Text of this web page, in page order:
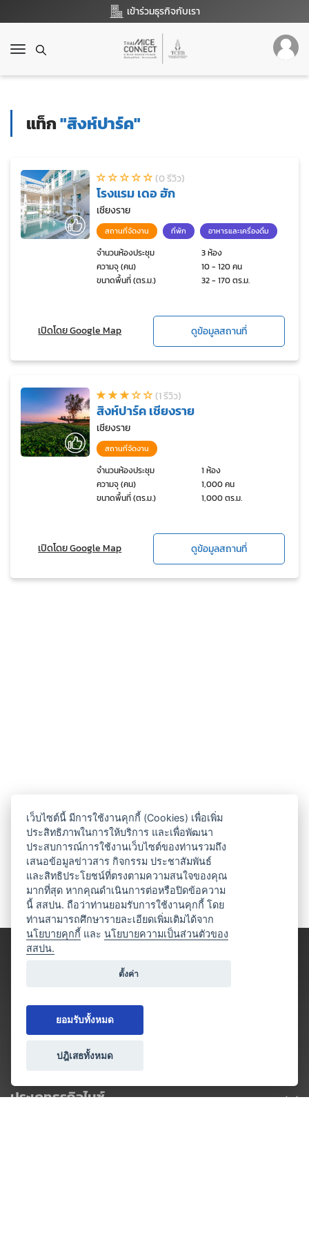
เข้าร่วมธุรกิจกับเรา
T
g
v
g
a
แท็ก"สิงห์ปาร์ค"
(0 รีวิว)
โรงแรม เดอ ฮัก
เชียงราย
สถานที่จัดงาน ที่พัก อาหารและเครื่องดื่ม
จำนวนห้องประชุม
3 ห้อง
ความจุ (คน)
10 - 120 คน
ขนาดพื้นที่ (ตร.ม.)
32 - 170 ตร.ม.
เปิดโดย Google Map ดูข้อมูลสถานที่
(1 รีวิว)
สิงห์ปาร์ค เชียงราย
เชียงราย
สถานที่จัดงาน
จำนวนห้องประชุม
1 ห้อง
ความจุ (คน)
1,000 คน
ขนาดพื้นที่ (ตร.ม.)
1,000 ตร.ม.
เปิดโดย Google Map ดูข้อมูลสถานที่
ประเภทธุรกิจไมซ์
เว็บไซต์นี้ มีการใช้งานคุกกี้ (Cookies) เพื่อเพิ่ม
ประสิทธิภาพในการให้บริการ และเพื่อพัฒนา
ประสบการณ์การใช้งานเว็บไซต์ของท่านรวมถึง
เสนอข้อมูลข่าวสาร กิจกรรม ประชาสัมพันธ์
และสิทธิประโยชน์ที่ตรงตามความสนใจของคุณ
มากที่สุด หากคุณดำเนินการต่อหรือปิดข้อความ
นี้ สสปน. ถือว่าท่านยอมรับการใช้งานคุกกี้ โดย
ท่านสามารถศึกษารายละเอียดเพิ่มเติมได้จาก
นโยบายคุกกี้ และนโยบายความเป็นส่วนตัวของ
สสปน.
ตั้งค่า
ยอมรับทั้งหมด
ปฎิเสธทั้งหมด